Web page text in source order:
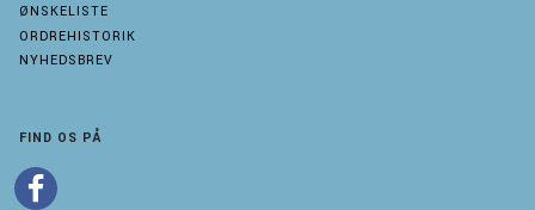
ØNSKELISTE
ORDREHISTORIK
NYHEDSBREV
FIND OS PÅ